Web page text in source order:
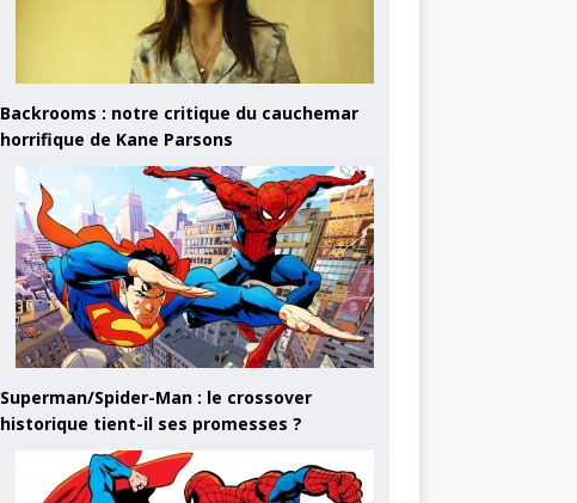
Backrooms : notre critique du cauchemar
horrifique de Kane Parsons
Superman/Spider-Man : le crossover
historique tient-il ses promesses ?